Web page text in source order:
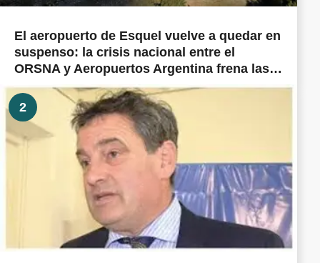
El aeropuerto de Esquel vuelve a quedar en
suspenso: la crisis nacional entre el
ORSNA y Aeropuertos Argentina frena las
obras prometidas en todo el país
2